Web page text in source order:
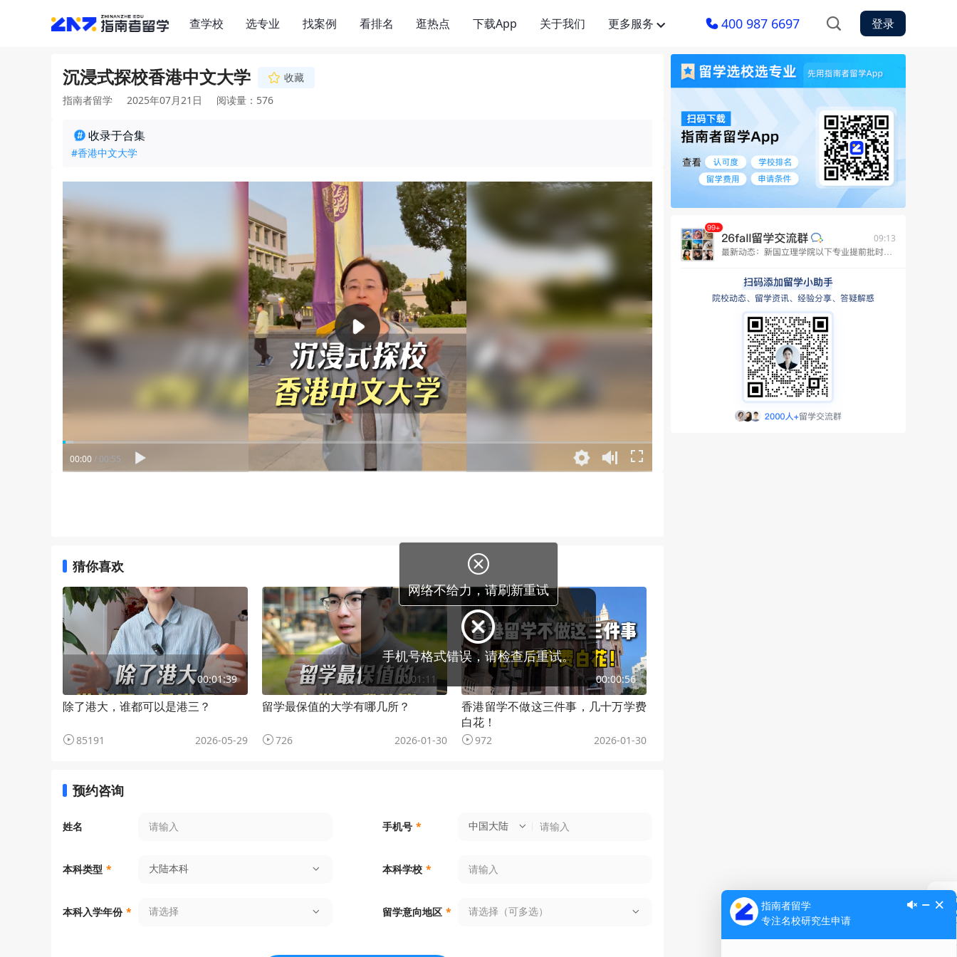
查学校 选专业 找案例 看排名 逛热点 下载App 关于我们 更多服务 400 987 6697 登录
沉浸式探校香港中文大学
收藏
指南者留学
2025年07月21日 阅读量：576
收录于合集
#香港中文大学
00:00/ 00:55
猜你喜欢
00:01:39
除了港大，谁都可以是港三？
85191 2026-05-29
00:01:11
留学最保值的大学有哪几所？
726 2026-01-30
00:00:56
香港留学不做这三件事，几十万学费
白花！
972 2026-01-30
预约咨询
姓名 手机号 * 中国大陆
本科类型 * 大陆本科 本科学校 *
本科入学年份 * 请选择 留学意向地区 * 请选择（可多选）
09:13
手机号格式错误，请检查后重试。